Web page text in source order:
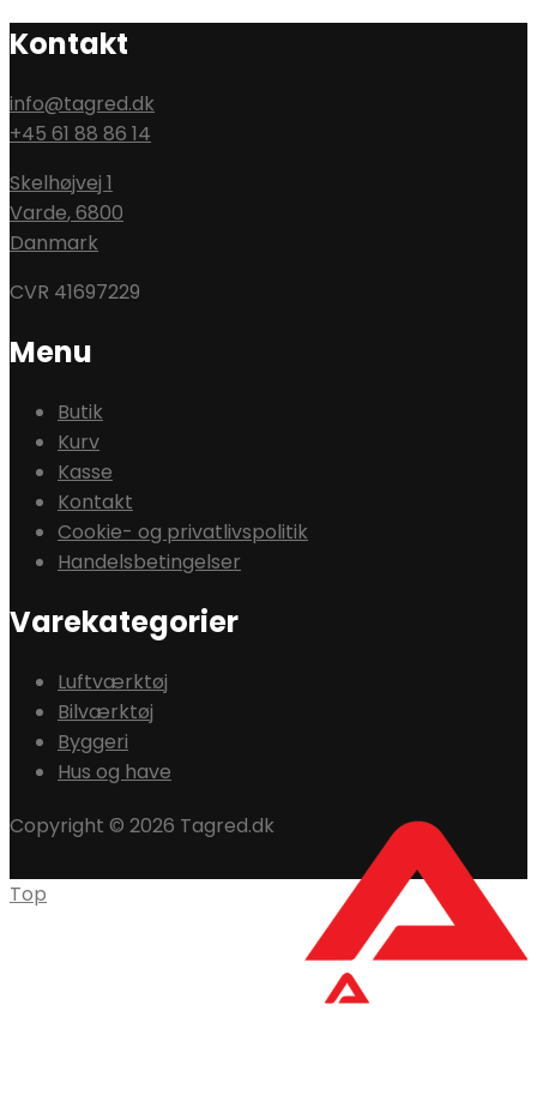
Kontakt
info@tagred.dk
+45 61 88 86 14
Skelhøjvej 1
Varde,6800
Danmark
CVR 41697229
Menu
Butik
Kurv
Kasse
Kontakt
Cookie- og privatlivspolitik
Handelsbetingelser
Varekategorier
Luftværktøj
Bilværktøj
Byggeri
Hus og have
Copyright © 2026 Tagred.dk
Top